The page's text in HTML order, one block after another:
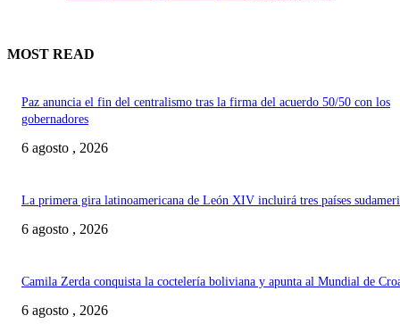
MOST READ
Paz anuncia el fin del centralismo tras la firma del acuerdo 50/50 con los
gobernadores
6 agosto , 2026
La primera gira latinoamericana de León XIV incluirá tres países
6 agosto , 2026
Camila Zerda conquista la coctelería boliviana y apunta al Mundial de
6 agosto , 2026